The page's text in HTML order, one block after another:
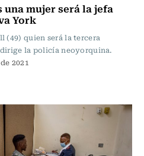
una mujer será la jefa
York
(49) quien será la tercera
la policía neoyorquina.
2021